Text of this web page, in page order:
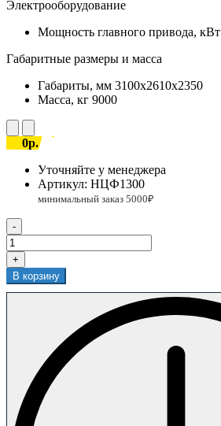
Электрооборудование
Мощность главного привода, кВт
Габаритные размеры и масса
Габариты, мм 3100x2610x2350
Масса, кг 9000
0р.
Уточняйте у менеджера
Артикул: НЦФ1300
-
+
В корзину